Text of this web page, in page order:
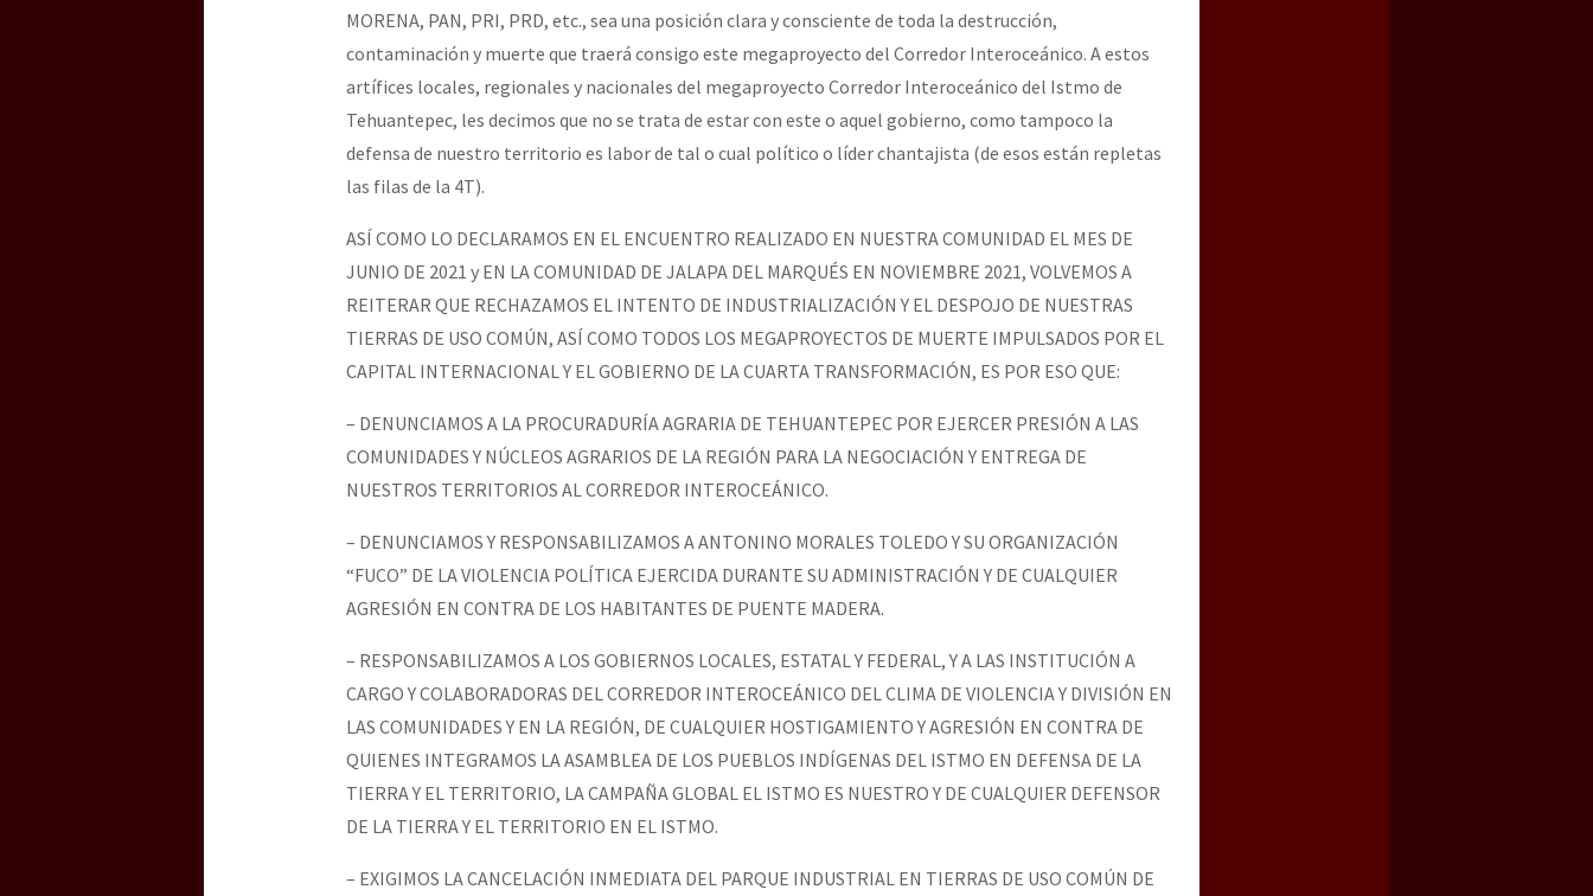
MORENA, PAN, PRI, PRD, etc., sea una posición clara y consciente de toda la destrucción,
contaminación y muerte que traerá consigo este megaproyecto del Corredor Interoceánico. A estos
artífices locales, regionales y nacionales del megaproyecto Corredor Interoceánico del Istmo de
Tehuantepec, les decimos que no se trata de estar con este o aquel gobierno, como tampoco la
defensa de nuestro territorio es labor de tal o cual político o líder chantajista (de esos están repletas
las filas de la 4T).
ASÍ COMO LO DECLARAMOS EN EL ENCUENTRO REALIZADO EN NUESTRA COMUNIDAD EL MES DE
JUNIO DE 2021 y EN LA COMUNIDAD DE JALAPA DEL MARQUÉS EN NOVIEMBRE 2021, VOLVEMOS A
REITERAR QUE RECHAZAMOS EL INTENTO DE INDUSTRIALIZACIÓN Y EL DESPOJO DE NUESTRAS
TIERRAS DE USO COMÚN, ASÍ COMO TODOS LOS MEGAPROYECTOS DE MUERTE IMPULSADOS POR EL
CAPITAL INTERNACIONAL Y EL GOBIERNO DE LA CUARTA TRANSFORMACIÓN, ES POR ESO QUE:
– DENUNCIAMOS A LA PROCURADURÍA AGRARIA DE TEHUANTEPEC POR EJERCER PRESIÓN A LAS
COMUNIDADES Y NÚCLEOS AGRARIOS DE LA REGIÓN PARA LA NEGOCIACIÓN Y ENTREGA DE
NUESTROS TERRITORIOS AL CORREDOR INTEROCEÁNICO.
– DENUNCIAMOS Y RESPONSABILIZAMOS A ANTONINO MORALES TOLEDO Y SU ORGANIZACIÓN
“FUCO” DE LA VIOLENCIA POLÍTICA EJERCIDA DURANTE SU ADMINISTRACIÓN Y DE CUALQUIER
AGRESIÓN EN CONTRA DE LOS HABITANTES DE PUENTE MADERA.
– RESPONSABILIZAMOS A LOS GOBIERNOS LOCALES, ESTATAL Y FEDERAL, Y A LAS INSTITUCIÓN A
CARGO Y COLABORADORAS DEL CORREDOR INTEROCEÁNICO DEL CLIMA DE VIOLENCIA Y DIVISIÓN EN
LAS COMUNIDADES Y EN LA REGIÓN, DE CUALQUIER HOSTIGAMIENTO Y AGRESIÓN EN CONTRA DE
QUIENES INTEGRAMOS LA ASAMBLEA DE LOS PUEBLOS INDÍGENAS DEL ISTMO EN DEFENSA DE LA
TIERRA Y EL TERRITORIO, LA CAMPAÑA GLOBAL EL ISTMO ES NUESTRO Y DE CUALQUIER DEFENSOR
DE LA TIERRA Y EL TERRITORIO EN EL ISTMO.
– EXIGIMOS LA CANCELACIÓN INMEDIATA DEL PARQUE INDUSTRIAL EN TIERRAS DE USO COMÚN DE